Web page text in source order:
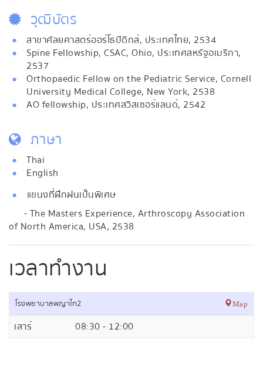
วุฒิบัตร
สาขาศัลยศาสตร์ออร์โธปิดิกส์, ประเทศไทย, 2534
Spine Fellowship, CSAC, Ohio, ประเทศสหรัฐอเมริกา,
2537
Orthopaedic Fellow on the Pediatric Service, Cornell
University Medical College, New York, 2538
AO fellowship, ประเทศสวิสเซอร์แลนด์, 2542
ภาษา
Thai
English
แขนงที่ฝึกฝนเป็นพิเศษ
- The Masters Experience, Arthroscopy Association
of North America, USA, 2538
เวลาทำงาน
โรงพยาบาลพญาไท2 Map
เสาร์ 08:30 - 12:00